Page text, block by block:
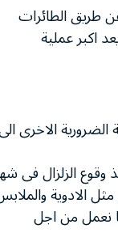
طريق الطائرات
فيما يعد اكبر عملية
الاخرى
وقوع الزلزال فى
الادوية
نعمل من اجل